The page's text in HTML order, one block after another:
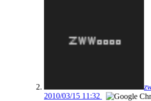
2010/03/15 11:32